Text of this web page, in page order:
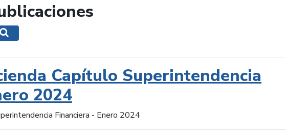
opciones de búsqueda
Capítulo Superintendencia
2024
Financiera - Enero 2024